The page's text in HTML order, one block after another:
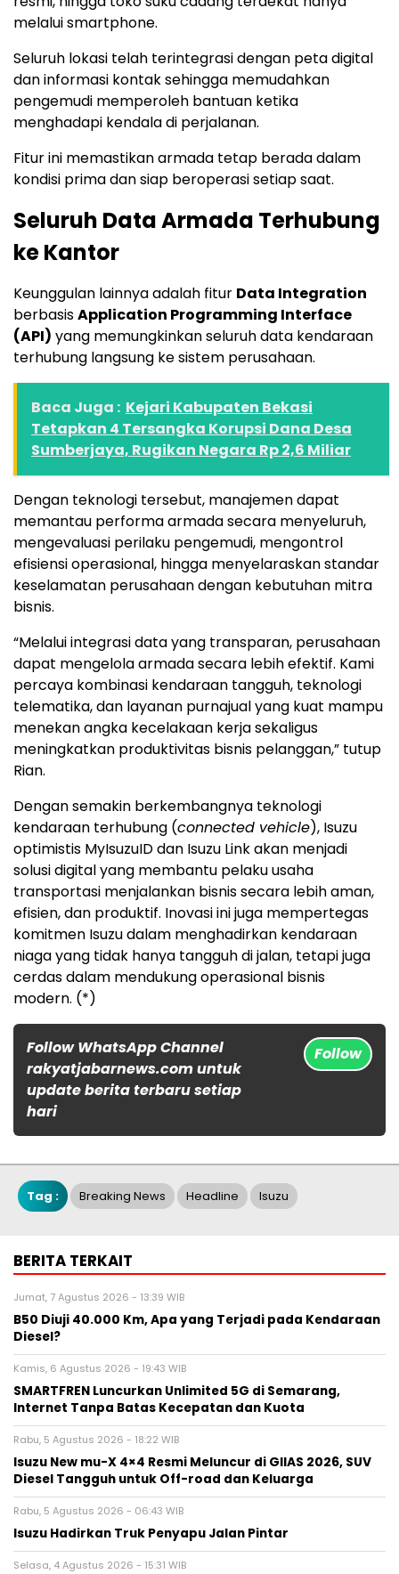
melalui smartphone.
Seluruh lokasi telah terintegrasi dengan peta digital
dan informasi kontak sehingga memudahkan
pengemudi memperoleh bantuan ketika
menghadapi kendala di perjalanan.
Fitur ini memastikan armada tetap berada dalam
kondisi prima dan siap beroperasi setiap saat.
Seluruh Data Armada Terhubung
ke Kantor
Keunggulan lainnya adalah fitur Data Integration
berbasisApplication Programming Interface
(API) yang memungkinkan seluruh data kendaraan
terhubung langsung ke sistem perusahaan.
Baca Juga : Kejari Kabupaten Bekasi
Tetapkan 4 Tersangka Korupsi Dana Desa
Sumberjaya, Rugikan Negara Rp 2,6 Miliar
Dengan teknologi tersebut, manajemen dapat
memantau performa armada secara menyeluruh,
mengevaluasi perilaku pengemudi, mengontrol
efisiensi operasional, hingga menyelaraskan standar
keselamatan perusahaan dengan kebutuhan mitra
bisnis.
“Melalui integrasi data yang transparan, perusahaan
dapat mengelola armada secara lebih efektif. Kami
percaya kombinasi kendaraan tangguh, teknologi
telematika, dan layanan purnajual yang kuat mampu
menekan angka kecelakaan kerja sekaligus
meningkatkan produktivitas bisnis pelanggan,” tutup
Rian.
Dengan semakin berkembangnya teknologi
kendaraan terhubung (connected vehicle), Isuzu
optimistis MyIsuzuID dan Isuzu Link akan menjadi
solusi digital yang membantu pelaku usaha
transportasi menjalankan bisnis secara lebih aman,
efisien, dan produktif. Inovasi ini juga mempertegas
komitmen Isuzu dalam menghadirkan kendaraan
niaga yang tidak hanya tangguh di jalan, tetapi juga
cerdas dalam mendukung operasional bisnis
modern. (*)
Follow WhatsApp Channel
rakyatjabarnews.com untuk
update berita terbaru setiap
hari
Follow
Tag : Breaking News Headline Isuzu
BERITA TERKAIT
Jumat, 7 Agustus 2026 - 13:39 WIB
B50 Diuji 40.000 Km, Apa yang Terjadi pada Kendaraan
Diesel?
Kamis, 6 Agustus 2026 - 19:43 WIB
SMARTFREN Luncurkan Unlimited 5G di Semarang,
Internet Tanpa Batas Kecepatan dan Kuota
Rabu, 5 Agustus 2026 - 18:22 WIB
Isuzu New mu-X 4×4 Resmi Meluncur di GIIAS 2026, SUV
Diesel Tangguh untuk Off-road dan Keluarga
Rabu, 5 Agustus 2026 - 06:43 WIB
Isuzu Hadirkan Truk Penyapu Jalan Pintar
Selasa, 4 Agustus 2026 - 15:31 WIB